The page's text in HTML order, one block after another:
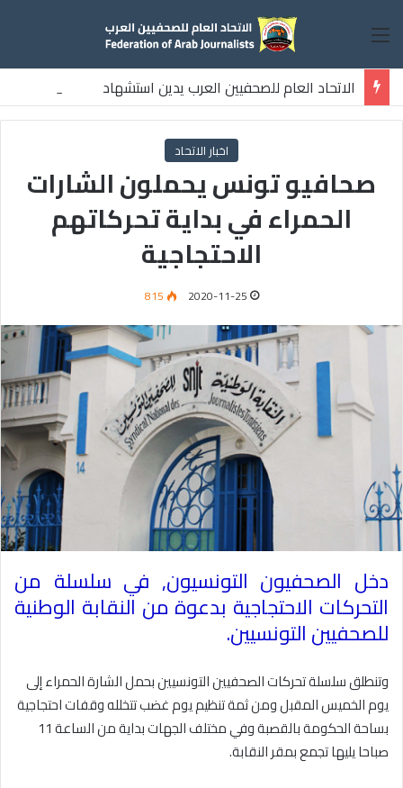
القائمة
الاتحاد العام للصحفيين العرب يدين استشهاد
ثلاثة صحفيين فلسطينيين باستهداف إسرائيلي وسط قطاع غزة
اخبار الاتحاد
صحافيو تونس يحملون الشارات
الحمراء في بداية تحركاتهم
الاحتجاجية
2020-11-25
815
دخل الصحفيون التونسيون, في سلسلة من
التحركات الاحتجاجية بدعوة من النقابة الوطنية
للصحفيين التونسيين.
وتنطلق سلسلة تحركات الصحفيين التونسيين بحمل الشارة الحمراء إلى
يوم الخميس المقبل ومن ثمة تنظيم يوم غضب تتخلله وقفات احتجاجية
بساحة الحكومة بالقصبة وفي مختلف الجهات بداية من الساعة 11
صباحا يليها تجمع بمقر النقابة.